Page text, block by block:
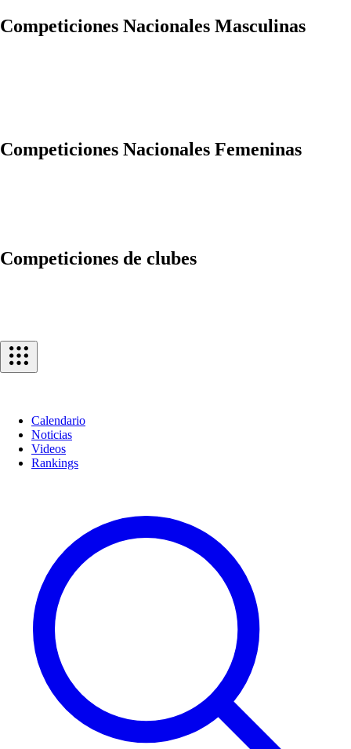
Competiciones Nacionales Masculinas
Competiciones Nacionales Femeninas
Competiciones de clubes
Calendario
Noticias
Videos
Rankings